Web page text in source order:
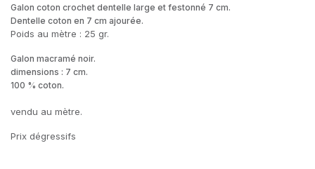
Galon coton crochet dentelle large et festonné 7 cm.
Dentelle coton en 7 cm ajourée.
Poids au mètre : 25 gr.
Galon macramé noir.
dimensions : 7 cm.
100 % coton.
vendu au mètre.
Prix dégressifs